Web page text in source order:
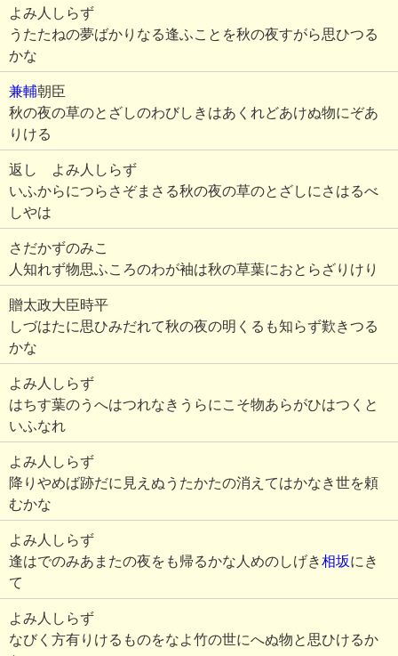
よみ人しらず
うたたねの夢ばかりなる逢ふことを秋の夜すがら思ひつる
かな
兼輔朝臣
秋の夜の草のとざしのわびしきはあくれどあけぬ物にぞあ
りける
返し よみ人しらず
いふからにつらさぞまさる秋の夜の草のとざしにさはるべ
しやは
さだかずのみこ
人知れず物思ふころのわが袖は秋の草葉におとらざりけり
贈太政大臣時平
しづはたに思ひみだれて秋の夜の明くるも知らず歎きつる
かな
よみ人しらず
はちす葉のうへはつれなきうらにこそ物あらがひはつくと
いふなれ
よみ人しらず
降りやめば跡だに見えぬうたかたの消えてはかなき世を頼
むかな
よみ人しらず
逢はでのみあまたの夜をも帰るかな人めのしげき相坂にき
て
よみ人しらず
なびく方有りけるものをなよ竹の世にへぬ物と思ひけるか